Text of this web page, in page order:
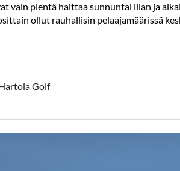
vain pientä haittaa sunnuntai illan ja
ollut rauhallisin pelaajamäärissä
Golf​​​​​​​